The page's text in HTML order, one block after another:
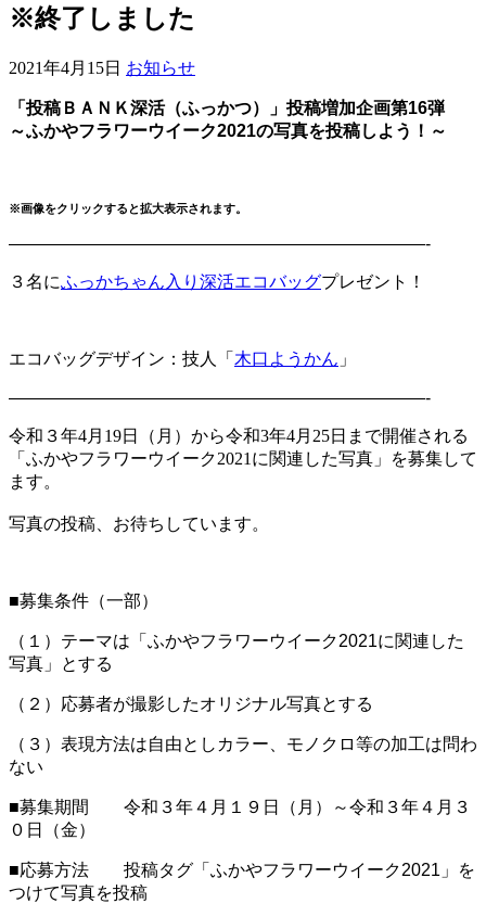
※終了しました
2021年4月15日 お知らせ
「投稿ＢＡＮＫ深活（ふっかつ）」投稿増加企画第16弾
～ふかやフラワーウイーク2021の写真を投稿しよう！～
※画像をクリックすると拡大表示されます。
————————————————————————-
３名にふっかちゃん入り深活エコバッグプレゼント！
エコバッグデザイン：技人「 木口ようかん 」
————————————————————————-
令和３年4月19日（月）から令和3年4月25日まで開催される
「ふかやフラワーウイーク2021に関連した写真」を募集して
ます。
写真の投稿、お待ちしています。
■募集条件（一部）
（１）テーマは「ふかやフラワーウイーク2021に関連した
写真」とする
（２）応募者が撮影したオリジナル写真とする
（３）表現方法は自由としカラー、モノクロ等の加工は問わ
ない
■募集期間 令和３年４月１９日（月）～令和３年４月３
０日（金）
■応募方法 投稿タグ「ふかやフラワーウイーク2021」を
つけて写真を投稿